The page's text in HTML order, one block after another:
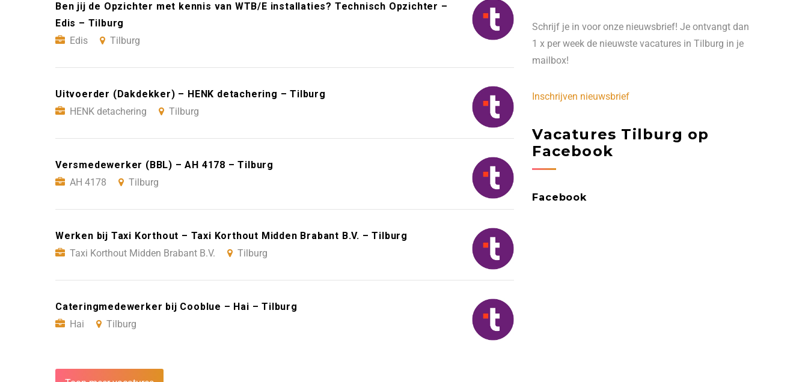
Ben jij de Opzichter met kennis van WTB/E installaties? Technisch Opzichter –
Edis – Tilburg
Edis
Tilburg
Uitvoerder (Dakdekker) – HENK detachering – Tilburg
HENK detachering
Tilburg
Versmedewerker (BBL) – AH 4178 – Tilburg
AH 4178
Tilburg
Werken bij Taxi Korthout – Taxi Korthout Midden Brabant B.V. – Tilburg
Taxi Korthout Midden Brabant B.V.
Tilburg
Cateringmedewerker bij Cooblue – Hai – Tilburg
Hai
Tilburg
Schrijf je in voor onze nieuwsbrief! Je ontvangt dan
1 x per week de nieuwste vacatures in Tilburg in je
mailbox!
Inschrijven nieuwsbrief
Vacatures Tilburg op
Facebook
Facebook